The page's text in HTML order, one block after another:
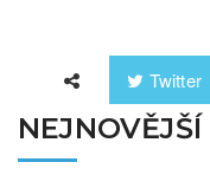
Twitter
NEJNOVĚJŠÍ